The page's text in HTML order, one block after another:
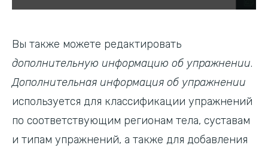
Вы также можете редактировать
дополнительную информацию об упражнении.
Дополнительная информация об упражнении
используется для классификации упражнений
по соответствующим регионам тела, суставам
и типам упражнений, а также для добавления